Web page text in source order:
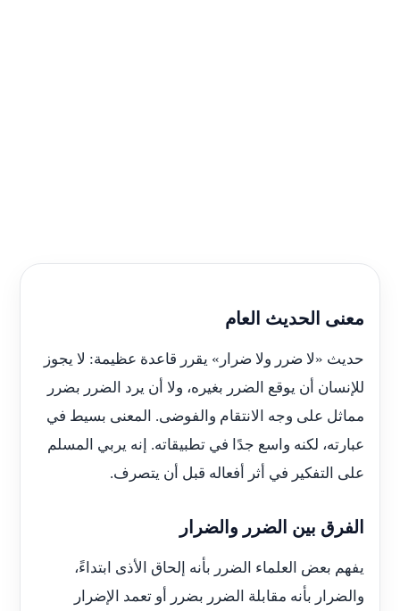
معنى الحديث العام
حديث «لا ضرر ولا ضرار» يقرر قاعدة عظيمة: لا يجوز
للإنسان أن يوقع الضرر بغيره، ولا أن يرد الضرر بضرر
مماثل على وجه الانتقام والفوضى. المعنى بسيط في
عبارته، لكنه واسع جدًا في تطبيقاته. إنه يربي المسلم
على التفكير في أثر أفعاله قبل أن يتصرف.
الفرق بين الضرر والضرار
يفهم بعض العلماء الضرر بأنه إلحاق الأذى ابتداءً،
والضرار بأنه مقابلة الضرر بضرر أو تعمد الإضرار